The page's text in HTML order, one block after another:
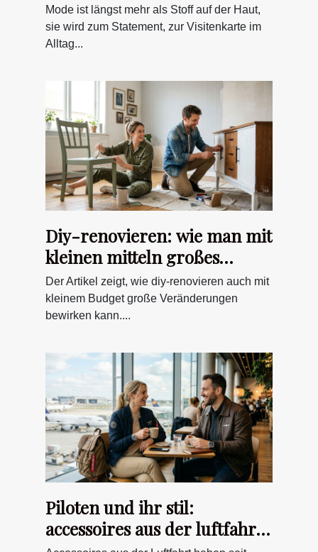
und gesellschaftlichen codes
Mode ist längst mehr als Stoff auf der Haut,
sie wird zum Statement, zur Visitenkarte im
Alltag...
Diy-renovieren: wie man mit
kleinen mitteln großes
bewirken kann
Der Artikel zeigt, wie diy-renovieren auch mit
kleinem Budget große Veränderungen
bewirken kann....
Piloten und ihr stil:
accessoires aus der luftfahrt